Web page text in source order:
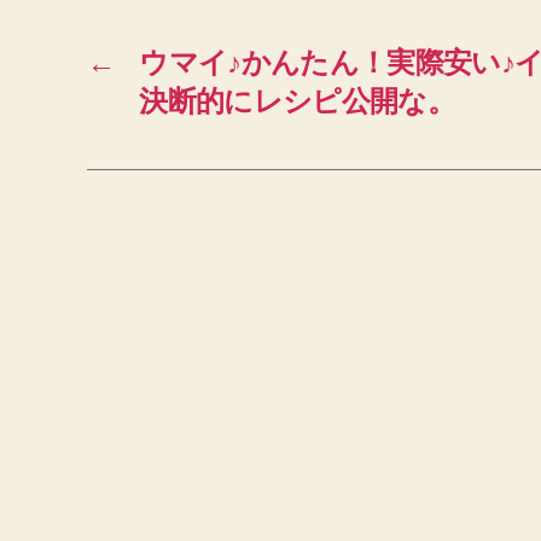
←
ウマイ♪かんたん！実際安い♪
決断的にレシピ公開な。